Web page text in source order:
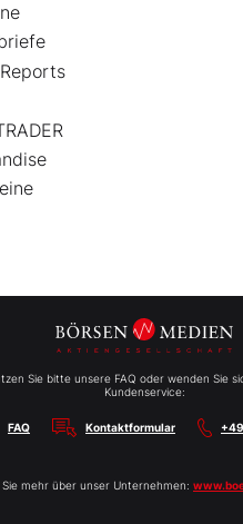
Sie bitte unsere FAQ oder wenden Sie
Kundenservice:
FAQ Kontaktformular
mehr über unser Unternehmen: